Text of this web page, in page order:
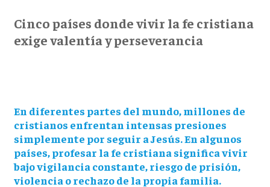
Cinco países donde vivir la fe cristiana
exige valentía y perseverancia
En diferentes partes del mundo, millones de
cristianos enfrentan intensas presiones
simplemente por seguir a Jesús. En algunos
países, profesar la fe cristiana significa vivir
bajo vigilancia constante, riesgo de prisión,
violencia o rechazo de la propia familia.